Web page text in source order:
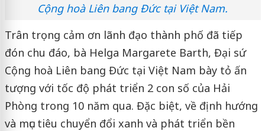
Cộng hoà Liên bang Đức tại Việt Nam.
Trân trọng cảm ơn lãnh đạo thành phố đã tiếp
đón chu đáo, bà Helga Margarete Barth, Đại sứ
Cộng hoà Liên bang Đức tại Việt Nam bày tỏ ấn
tượng với tốc độ phát triển 2 con số của Hải
Phòng trong 10 năm qua. Đặc biệt, về định hướng
và mục tiêu chuyển đổi xanh và phát triển bền